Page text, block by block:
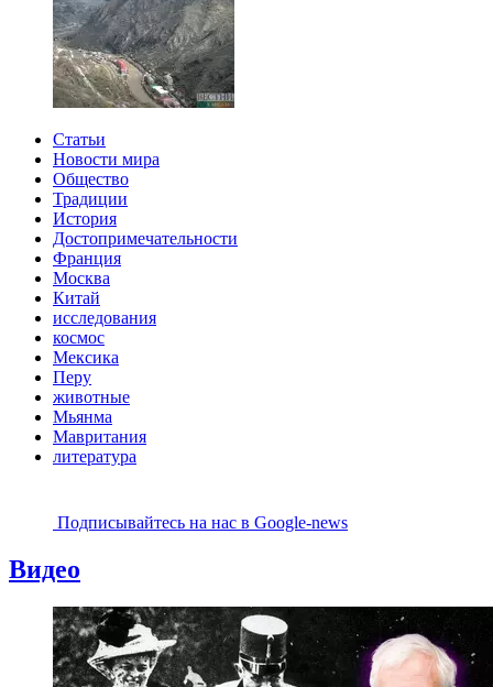
Статьи
Новости мира
Общество
Традиции
История
Достопримечательности
Франция
Москва
Китай
исследования
космос
Мексика
Перу
животные
Мьянма
Мавритания
литература
Подписывайтесь на наc в Google-news
Видео